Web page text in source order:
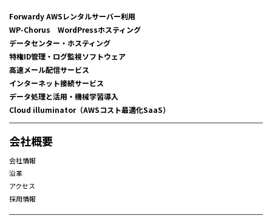
Forwardy AWSレンタルサーバー利用
WP-Chorus WordPressホスティング
データセンター・ホスティング
特権ID管理・ログ監視ソフトウェア
高速メール配信サービス
インターネット接続サービス
データ処理と活用・機械学習導入
Cloud illuminator（AWSコスト最適化SaaS）
会社概要
会社情報
沿革
アクセス
採用情報